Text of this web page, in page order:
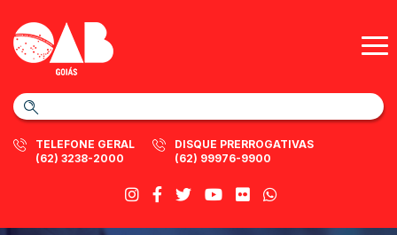
TELEFONE GERAL
(62) 3238-2000
DISQUE PRERROGATIVAS
(62) 99976-9900